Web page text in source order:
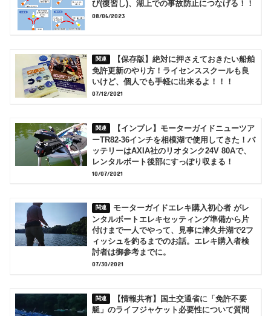
び(復習し)、湖上での事故防止につなげる！！
08/06/2023
【保存版】絶対に押さえておきたい船舶
免許更新のやり方！ライセンススクールも良
いけど、個人でも手軽に出来るよ！！！
07/12/2021
【インプレ】モーターガイドニューツア
ーTR82-36インチを相模湖で使用してきた！バ
ッテリーはAXIA社のリオタンク24V 80Aで、
レンタルボート後部にすっぽり収まる！
10/07/2021
モーターガイドエレキ購入初心者 がレ
ンタルボートエレキセッティング準備から片
付けまで一人でやって、見事に津久井湖で2フ
ィッシュを釣るまでのお話。エレキ購入者検
討者は御参考までに。
07/30/2021
【情報共有】国土交通省に「免許不要
艇」のライフジャケット必要性について質問